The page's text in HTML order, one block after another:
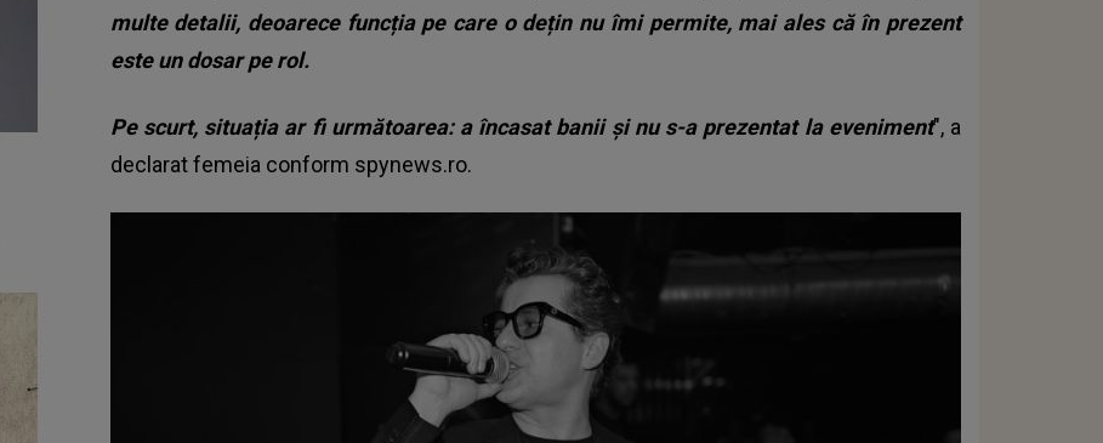
multe detalii, deoarece funcția pe care o dețin nu îmi permite, mai ales că în prezent
este un dosar pe rol.
Pe scurt, situația ar fi următoarea: a încasat banii și nu s-a prezentat la eveniment", a
declarat femeia conform spynews.ro.